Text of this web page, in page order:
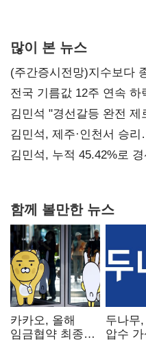
많이 본 뉴스
(주간증시전망)지수보다
전국 기름값 12주 연속
김민석 "경선갈등 완전
사과부터"
김민석, 제주·인천서 승
탈환'(종합)
김민석, 누적 45.42%로
함께 볼만한 뉴스
카카오, 올해
임금협약 최종
두나무
압수